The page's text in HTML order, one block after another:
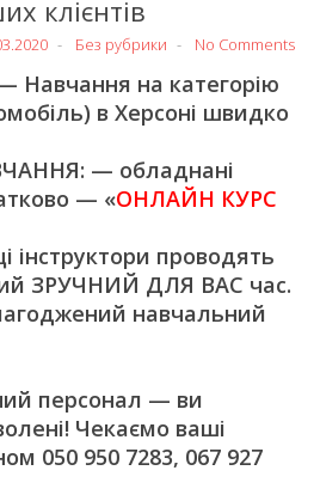
клієнтів
Без рубрики No Comments
на категорію
в Херсоні швидко
— обладнані
— «ОНЛАЙН КУРС
проводять
ЗРУЧНИЙ ДЛЯ ВАС час.
навчальний
персонал — ви
Чекаємо ваші
050 950 7283, 067 927